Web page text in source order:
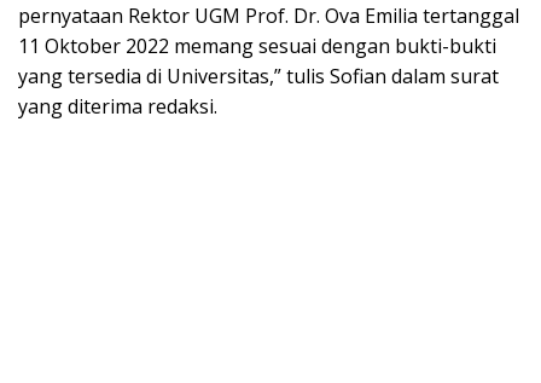
pernyataan Rektor UGM Prof. Dr. Ova Emilia tertanggal
11 Oktober 2022 memang sesuai dengan bukti-bukti
yang tersedia di Universitas,” tulis Sofian dalam surat
yang diterima redaksi.